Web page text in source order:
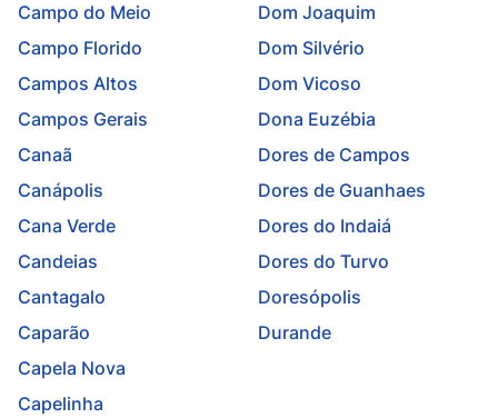
Campo do Meio
Campo Florido
Campos Altos
Campos Gerais
Canaã
Canápolis
Cana Verde
Candeias
Cantagalo
Caparão
Capela Nova
Capelinha
Dom Joaquim
Dom Silvério
Dom Vicoso
Dona Euzébia
Dores de Campos
Dores de Guanhaes
Dores do Indaiá
Dores do Turvo
Doresópolis
Durande